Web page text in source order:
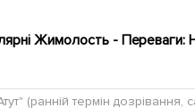
Жимолость - Переваги: